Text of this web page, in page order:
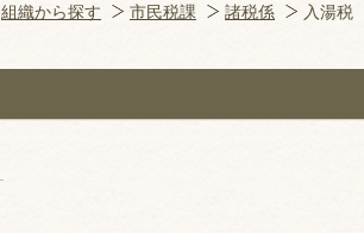
組織から探す 市民税課 諸税係 入湯税